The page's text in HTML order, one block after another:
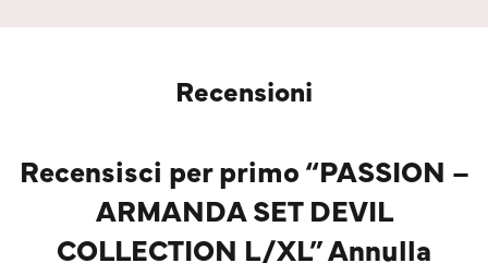
Recensioni
Recensisci per primo “PASSION –
ARMANDA SET DEVIL
COLLECTION L/XL” Annulla